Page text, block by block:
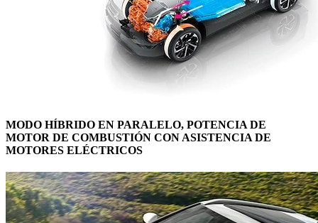
MODO HÍBRIDO EN PARALELO, POTENCIA DE
MOTOR DE COMBUSTIÓN CON ASISTENCIA DE
MOTORES ELÉCTRICOS